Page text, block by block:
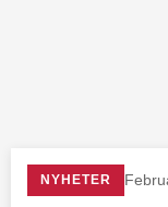
NYHETER